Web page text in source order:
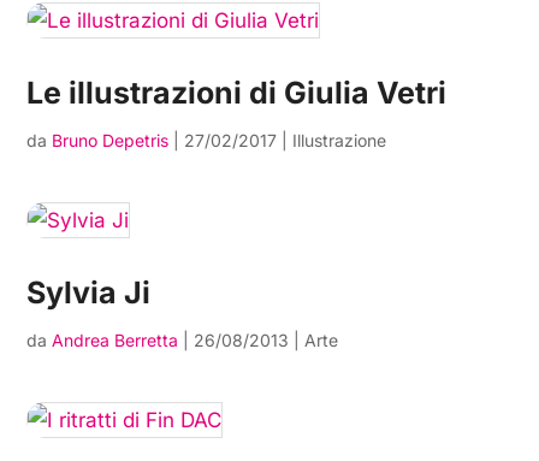
Le illustrazioni di Giulia Vetri
da Bruno Depetris 27/02/2017 Illustrazione
Sylvia Ji
daAndrea Berretta 26/08/2013 Arte